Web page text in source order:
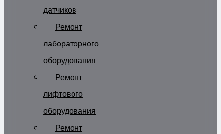
датчиков
Ремонт
лабораторного
оборудования
Ремонт
лифтового
оборудования
Ремонт